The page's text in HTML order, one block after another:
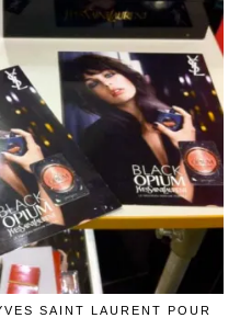
SAINT LAURENT POUR